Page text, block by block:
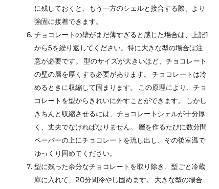
に残しておくと、もう一方のシェルと接合する際、より
強固に接着できます。
チョコレートの壁がまだ薄すぎると感じた場合は、上記1
から5を繰り返してください。特に大きな型の場合は注
意が必要です。 型のサイズが大きいほど、チョコレート
の壁の層を厚くする必要があります。 チョコレートは冷
めるときに収縮して固まります。 この原理により、チョ
コレートを型からきれいに外すことができます。 しかし
きちんと収縮させるには、チョコレートシェルが十分厚
く、丈夫でなければなりません。 層を作るたびに数分間
ペーパーの上にチョコレートを流し出し、その後室温で
ゆっくり固めてください。
型に残った余分なチョコレートを取り除き、型ごと冷蔵
庫に入れて、20分間冷やし固めます。 大きな型の場合